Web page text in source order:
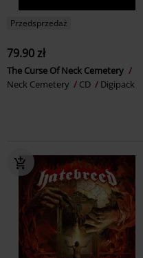
Przedsprzedaż
79.90 zł
The Curse Of Neck Cemetery
Neck Cemetery
CD Digipack